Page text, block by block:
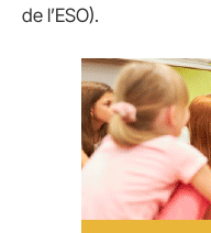
de l’ESO).